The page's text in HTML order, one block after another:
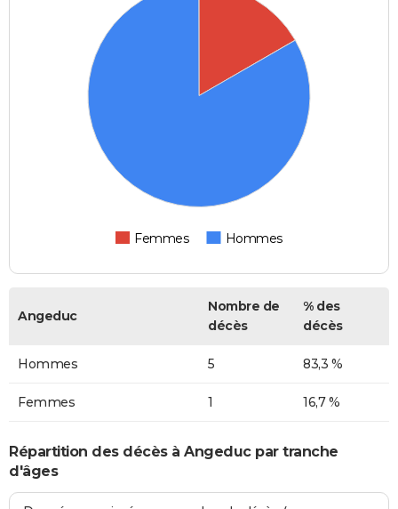
Femmes Hommes
Angeduc
Nombre de
décès
% des
décès
Hommes 5 83,3 %
Femmes 1 16,7 %
Répartition des décès à Angeduc par tranche
d'âges